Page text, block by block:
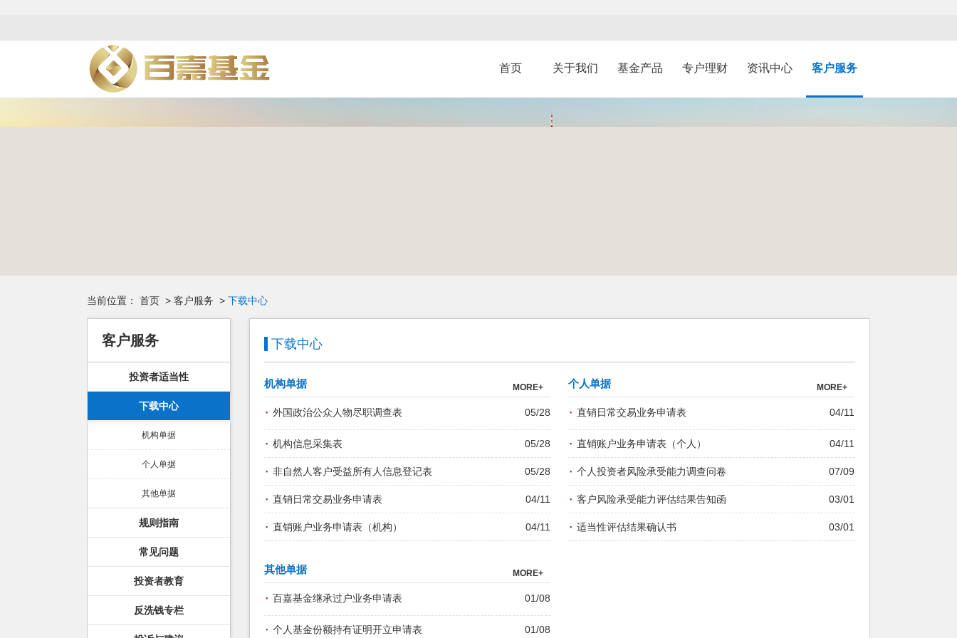
首页 关于我们 基金产品 专户理财 资讯中心 客户服务
当前位置： 首页 > 客户服务 > 下载中心
客户服务
投资者适当性
下载中心
机构单据
个人单据
其他单据
规则指南
常见问题
投资者教育
反洗钱专栏
下载中心
MORE+
机构单据
· 外国政治公众人物尽职调查表 05/28
· 机构信息采集表 05/28
· 非自然人客户受益所有人信息登记表 05/28
· 直销日常交易业务申请表 04/11
· 直销账户业务申请表（机构） 04/11
MORE+
个人单据
· 直销日常交易业务申请表 04/11
· 直销账户业务申请表（个人） 04/11
· 个人投资者风险承受能力调查问卷 07/09
· 客户风险承受能力评估结果告知函 03/01
· 适当性评估结果确认书 03/01
MORE+
其他单据
· 百嘉基金继承过户业务申请表 01/08
· 个人基金份额持有证明开立申请表 01/08